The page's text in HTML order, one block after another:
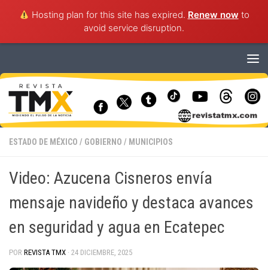
Hosting plan for this site has expired. Renew now to
avoid service disruption.
ESTADO DE MÉXICO / GOBIERNO / MUNICIPIOS
Video: Azucena Cisneros envía
mensaje navideño y destaca avances
en seguridad y agua en Ecatepec
POR REVISTA TMX · 24 DICIEMBRE, 2025